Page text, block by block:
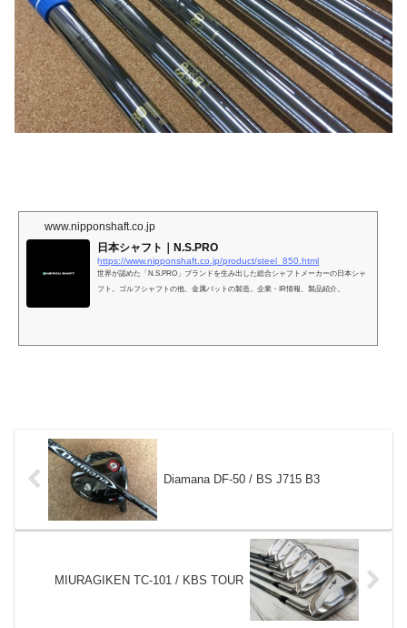
www.nipponshaft.co.jp
日本シャフト｜N.S.PRO
https://www.nipponshaft.co.jp/product/steel_850.html
世界が認めた「N.S.PRO」ブランドを生み出した総合シャフトメーカーの日本シャ
フト。ゴルフシャフトの他、金属バットの製造。企業・IR情報、製品紹介。
Diamana DF-50 / BS J715 B3
MIURAGIKEN TC-101 / KBS TOUR